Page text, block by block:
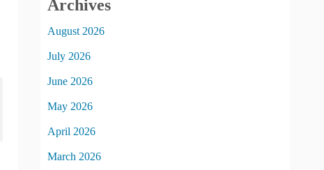
Archives
August 2026
July 2026
June 2026
May 2026
April 2026
March 2026